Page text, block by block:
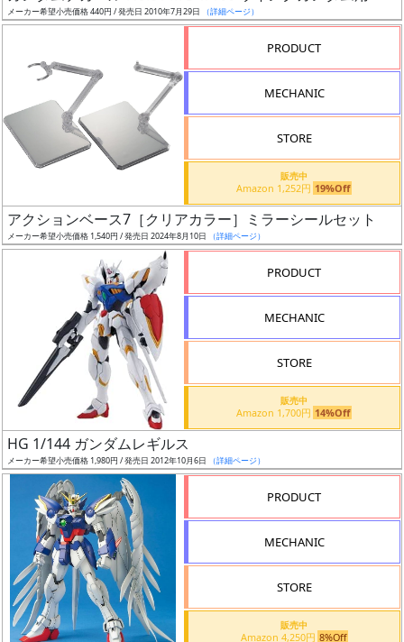
ズ・
況
売
前
抽
選
復
活
近
メーカー希望小売価格 440円 / 発売日 2010年7月29日 （詳細ページ）
PRODUCT
MECHANIC
STORE
販売中
Amazon 1,252円 19%Off
アクションベース7［クリアカラー］ミラーシールセット
メーカー希望小売価格 1,540円 / 発売日 2024年8月10日 （詳細ページ）
PRODUCT
MECHANIC
STORE
販売中
Amazon 1,700円 14%Off
HG 1/144 ガンダムレギルス
メーカー希望小売価格 1,980円 / 発売日 2012年10月6日 （詳細ページ）
PRODUCT
MECHANIC
STORE
販売中
Amazon 4,250円 8%Off